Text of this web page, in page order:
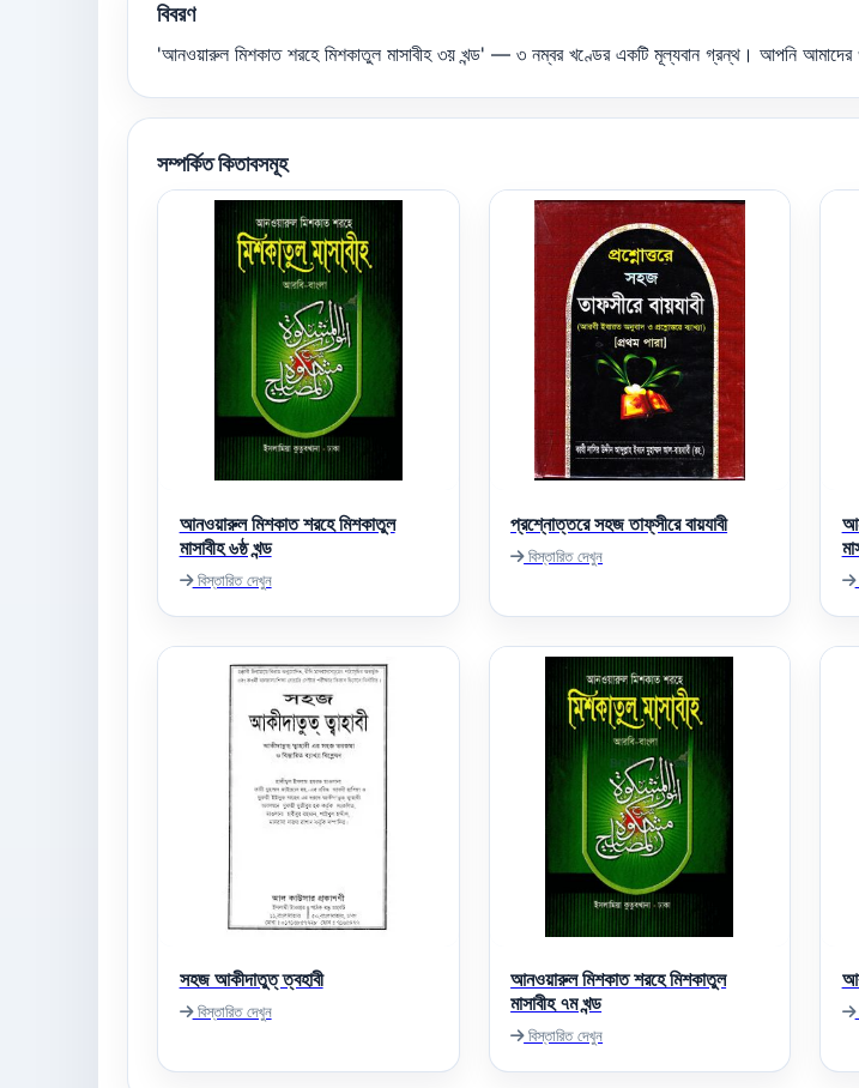
বিবরণ
'আনওয়ারুল মিশকাত শরহে মিশকাতুল মাসাবীহ ৩য় খন্ড' — ৩ নম্বর খণ্ডের একটি মূল্যবান গ্রন্থ। আপনি
সম্পর্কিত কিতাবসমূহ
আনওয়ারুল মিশকাত শরহে মিশকাতুল
মাসাবীহ ৬ষ্ঠ খন্ড
বিস্তারিত দেখুন
প্রশ্নোত্তরে সহজ তাফ্‌সীরে বায়যাবী
বিস্তারিত দেখুন
সহজ আকীদাতুত্ ‌ত্বহাবী
বিস্তারিত দেখুন
আনওয়ারুল মিশকাত শরহে মিশকাতুল
মাসাবীহ ৭ম খন্ড
বিস্তারিত দেখুন